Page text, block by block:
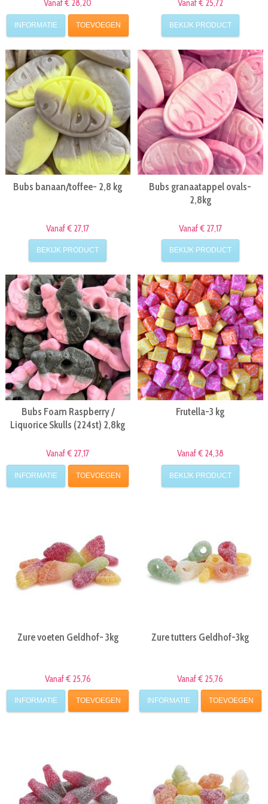
Vanaf € 28,20
INFORMATIE TOEVOEGEN
Vanaf € 25,72
BEKIJK PRODUCT
Bubs banaan/toffee- 2,8 kg
Vanaf € 27,17
BEKIJK PRODUCT
Bubs granaatappel ovals-
2,8kg
Vanaf € 27,17
BEKIJK PRODUCT
Bubs Foam Raspberry /
Liquorice Skulls (224st) 2,8kg
Vanaf € 27,17
INFORMATIE TOEVOEGEN
Frutella-3 kg
Vanaf € 24,38
BEKIJK PRODUCT
Zure voeten Geldhof- 3kg
Vanaf € 25,76
INFORMATIE TOEVOEGEN
Zure tutters Geldhof-3kg
Vanaf € 25,76
INFORMATIE TOEVOEGEN